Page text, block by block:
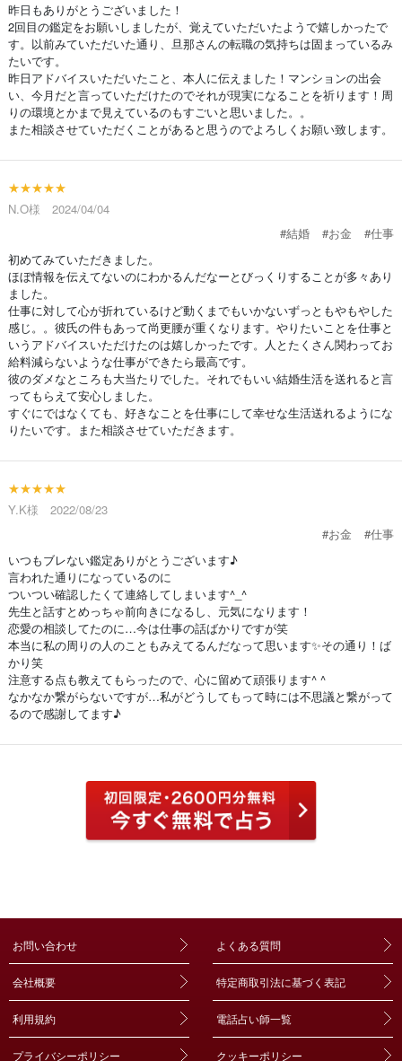
昨日もありがとうございました！
2回目の鑑定をお願いしましたが、覚えていただいたようで嬉しかったで
す。以前みていただいた通り、旦那さんの転職の気持ちは固まっているみ
たいです。
昨日アドバイスいただいたこと、本人に伝えました！マンションの出会
い、今月だと言っていただけたのでそれが現実になることを祈ります！周
りの環境とかまで見えているのもすごいと思いました。。
また相談させていただくことがあると思うのでよろしくお願い致します。
★★★★★
N.O様 2024/04/04
#結婚
#お金
#仕事
初めてみていただきました。
ほぼ情報を伝えてないのにわかるんだなーとびっくりすることが多々あり
ました。
仕事に対して心が折れているけど動くまでもいかないずっともやもやした
感じ。。彼氏の件もあって尚更腰が重くなります。やりたいことを仕事と
いうアドバイスいただけたのは嬉しかったです。人とたくさん関わってお
給料減らないような仕事ができたら最高です。
彼のダメなところも大当たりでした。それでもいい結婚生活を送れると言
ってもらえて安心しました。
すぐにではなくても、好きなことを仕事にして幸せな生活送れるようにな
りたいです。また相談させていただきます。
★★★★★
Y.K様 2022/08/23
#お金
#仕事
いつもブレない鑑定ありがとうございます♪
言われた通りになっているのに
ついつい確認したくて連絡してしまいます^_^
先生と話すとめっちゃ前向きになるし、元気になります！
恋愛の相談してたのに…今は仕事の話ばかりですが笑
本当に私の周りの人のこともみえてるんだなって思います✨その通り！ば
かり笑
注意する点も教えてもらったので、心に留めて頑張ります^ ^
なかなか繋がらないですが…私がどうしてもって時には不思議と繋がって
るので感謝してます♪
お問い合わせ よくある質問
会社概要 特定商取引法に基づく表記
利用規約 電話占い師一覧
プライバシーポリシー クッキーポリシー